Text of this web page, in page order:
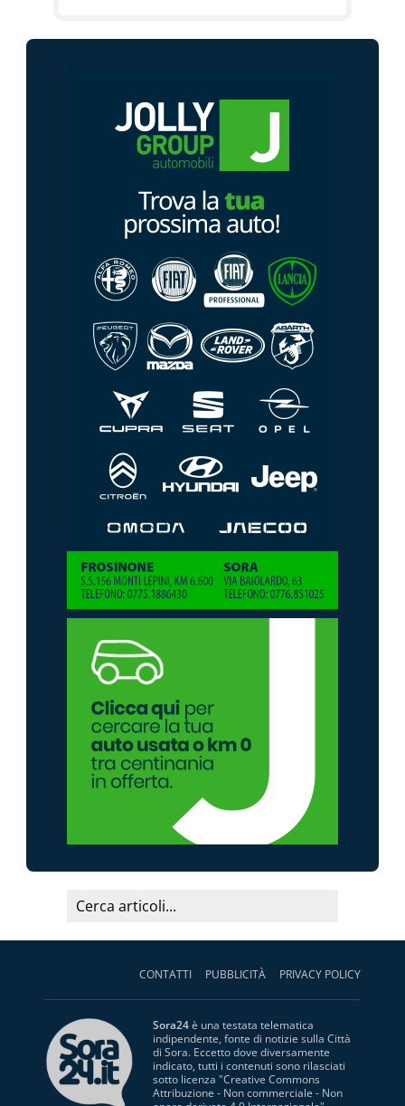
CONTATTI PUBBLICITÀ PRIVACY POLICY
Sora24è una testata telematica
indipendente, fonte di notizie sulla Città
di Sora. Eccetto dove diversamente
indicato, tutti i contenuti sono rilasciati
sotto licenza "Creative Commons
Attribuzione - Non commerciale - Non